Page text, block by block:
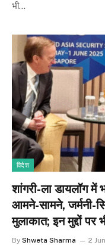
भी…
विदेश
शांगरी-ला डायलॉग
आमने-सामने, जर्मनी-
मुलाकात; इन मुद्दों पर
By Shweta Sharma 2